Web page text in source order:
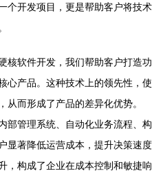
个开发项目，更是帮助客户将技术
核软件开发，我们帮助客户打造功
心产品。这种技术上的领先性，使
而形成了产品的差异化优势。
部管理系统、自动化业务流程、构
显著降低运营成本，提升决策速度
，构成了企业在成本控制和敏捷响